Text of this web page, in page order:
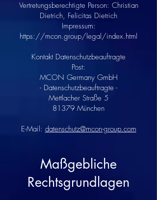
Vertretungsberechtigte Person: Christian
Dietrich, Felicitas Dietrich
Impressum:
https://mcon.group/legal/index.html
Kontakt Datenschutzbeauftragte
Post:
MCON Germany GmbH
- Datenschutzbeauftragte -
Mettlacher Straße 5
81379 München
E-Mail: datenschutz@mcon-group.com
Maßgebliche
Rechtsgrundlagen